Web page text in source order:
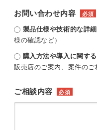
お問い合わせ内容 必須
製品仕様や技術的な詳
様の確認など）
購入方法や導入に関す
販売店のご案内、案件のご
ご相談内容 必須